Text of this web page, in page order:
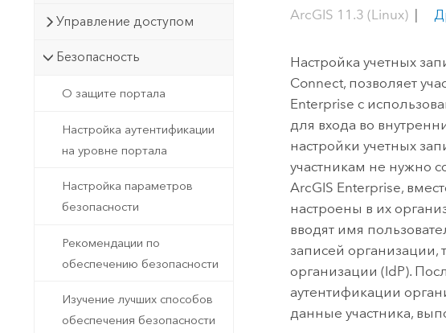
Управление доступом
Безопасность
О защите портала
Настройка аутентификации
на уровне портала
Настройка параметров
безопасности
Рекомендации по
обеспечению безопасности
Изучение лучших способов
обеспечения безопасности
ArcGIS 11.3 (Linux) |
Настройка учетных
Connect, позволяет
Enterprise с
для входа во
настройки учетных
участникам не нужно
ArcGIS Enterprise,
настроены в их
вводят имя
записей организации,
организации (IdP).
аутентификации
данные участника,